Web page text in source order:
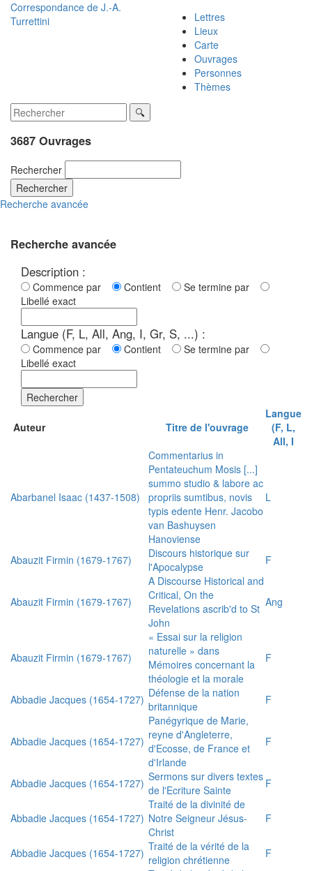
Correspondance de J.-A.
Turrettini
Lettres
Lieux
Carte
Ouvrages
Personnes
Thèmes
3687 Ouvrages
Rechercher
Rechercher
Recherche avancée
Recherche avancée
Description :
Commence par Contient
Se termine par
Libellé exact
Langue (F, L, All, Ang, I, Gr, S, ...) :
Commence par Contient
Se termine par
Libellé exact
Rechercher
Auteur Titre de l'ouvrage
Langue
(F, L,
All, I
Abarbanel Isaac (1437-1508)
Commentarius in
Pentateuchum Mosis [...]
summo studio & labore ac
propriis sumtibus, novis
typis edente Henr. Jacobo
van Bashuysen
Hanoviense
L
Abauzit Firmin (1679-1767)
Discours historique sur
l'Apocalypse
F
Abauzit Firmin (1679-1767)
A Discourse Historical and
Critical, On the
Revelations ascrib'd to St
John
Ang
Abauzit Firmin (1679-1767)
« Essai sur la religion
naturelle » dans
Mémoires concernant la
théologie et la morale
F
Abbadie Jacques (1654-1727) Défense de la nation
britannique
F
Abbadie Jacques (1654-1727)
Panégyrique de Marie,
reyne d'Angleterre,
d'Ecosse, de France et
d'Irlande
F
Abbadie Jacques (1654-1727) Sermons sur divers textes
de l'Ecriture Sainte
F
Abbadie Jacques (1654-1727)
Traité de la divinité de
Notre Seigneur Jésus-
Christ
F
Abbadie Jacques (1654-1727) Traité de la vérité de la
religion chrétienne
F